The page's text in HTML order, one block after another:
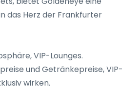
das Herz der Frankfurter
VIP-Lounges.
und Getränkepreise, VIP-
wirken.